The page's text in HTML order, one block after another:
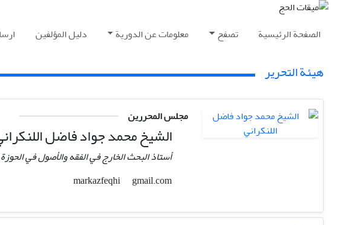
الصفحة الرئيسية تصفح معلومات عن الدورية دليل المؤلفين
هيئة التحرير
مجلس المحررين
الشيخ محمد جواد فاضل
أستاذ البحث الخارج في الفقه والأصول في
gmail.com